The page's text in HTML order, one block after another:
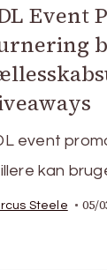
Event
event
kan
Steele 05/